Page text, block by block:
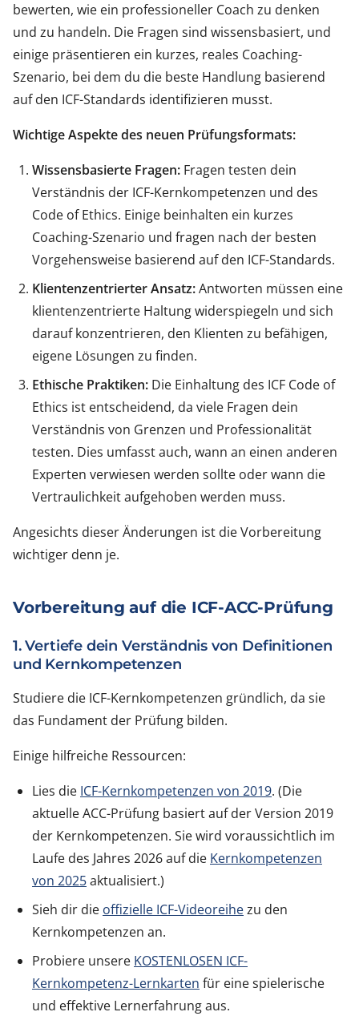
bewerten, wie ein professioneller Coach zu denken
und zu handeln. Die Fragen sind wissensbasiert, und
einige präsentieren ein kurzes, reales Coaching-
Szenario, bei dem du die beste Handlung basierend
auf den ICF-Standards identifizieren musst.
Wichtige Aspekte des neuen Prüfungsformats:
Wissensbasierte Fragen: Fragen testen dein
Verständnis der ICF-Kernkompetenzen und des
Code of Ethics. Einige beinhalten ein kurzes
Coaching-Szenario und fragen nach der besten
Vorgehensweise basierend auf den ICF-Standards.
Klientenzentrierter Ansatz:Antworten müssen eine
klientenzentrierte Haltung widerspiegeln und sich
darauf konzentrieren, den Klienten zu befähigen,
eigene Lösungen zu finden.
Ethische Praktiken: Die Einhaltung des ICF Code of
Ethics ist entscheidend, da viele Fragen dein
Verständnis von Grenzen und Professionalität
testen. Dies umfasst auch, wann an einen anderen
Experten verwiesen werden sollte oder wann die
Vertraulichkeit aufgehoben werden muss.
Angesichts dieser Änderungen ist die Vorbereitung
wichtiger denn je.
Vorbereitung auf die ICF-ACC-Prüfung
1. Vertiefe dein Verständnis von Definitionen
und Kernkompetenzen
Studiere die ICF-Kernkompetenzen gründlich, da sie
das Fundament der Prüfung bilden.
Einige hilfreiche Ressourcen:
Lies die ICF-Kernkompetenzen von 2019. (Die
aktuelle ACC-Prüfung basiert auf der Version 2019
der Kernkompetenzen. Sie wird voraussichtlich im
Laufe des Jahres 2026 auf die Kernkompetenzen
von 2025aktualisiert.)
Sieh dir die offizielle ICF-Videoreihezu den
Kernkompetenzen an.
Probiere unsere KOSTENLOSEN ICF-
Kernkompetenz-Lernkarten für eine spielerische
und effektive Lernerfahrung aus.